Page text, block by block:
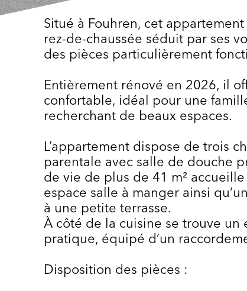
Situé à Fouhren, cet
rez-de-chaussée séduit par ses
des pièces particulièrement
Entièrement rénové en 2026, il
confortable, idéal pour une
recherchant de beaux espaces.
L’appartement dispose de trois
parentale avec salle de douche
de vie de plus de 41 m²
espace salle à manger ainsi
à une petite terrasse.
À côté de la cuisine se trouve
pratique, équipé d’un
Disposition des pièces :